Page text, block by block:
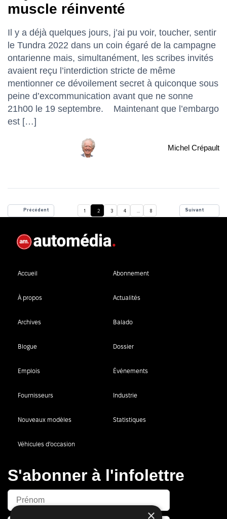
muscle réinventé
Il y a déjà quelques jours, j’ai pu voir, toucher, sentir
le Tundra 2022 dans un coin égaré de la campagne
ontarienne mais, simultanément, les scribes invités
avaient reçu l’interdiction stricte de même
mentionner ce dévoilement secret à quiconque sous
peine d’excommunication avant que ne sonne
21h00 le 19 septembre. Maintenant que l’embargo
est […]
Michel Crépault
Précédent 1 2 3 4 … 8 Suivant
Accueil Abonnement
À propos Actualités
Archives Balado
Blogue Dossier
Emplois Événements
Fournisseurs Industrie
Nouveaux modèles Statistiques
Véhicules d’occasion
S'abonner à l'infolettre
×